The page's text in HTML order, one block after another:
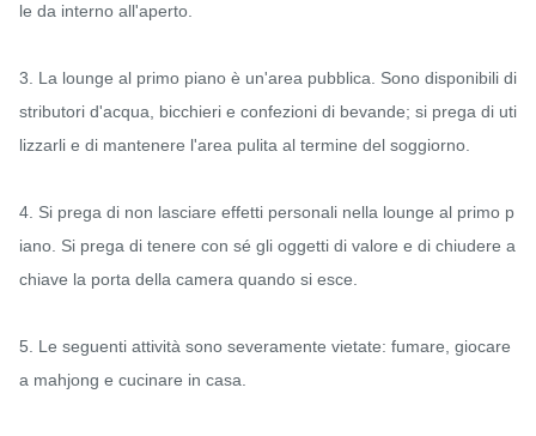
le da interno all'aperto.
3. La lounge al primo piano è un'area pubblica. Sono disponibili di
stributori d'acqua, bicchieri e confezioni di bevande; si prega di uti
lizzarli e di mantenere l'area pulita al termine del soggiorno.
4. Si prega di non lasciare effetti personali nella lounge al primo p
iano. Si prega di tenere con sé gli oggetti di valore e di chiudere a
chiave la porta della camera quando si esce.
5. Le seguenti attività sono severamente vietate: fumare, giocare
a mahjong e cucinare in casa.